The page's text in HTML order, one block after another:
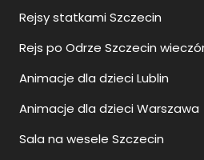
Rejsy statkami Szczecin
Rejs po Odrze Szczecin
Animacje dla dzieci Lublin
Animacje dla dzieci Warszawa
Sala na wesele Szczecin